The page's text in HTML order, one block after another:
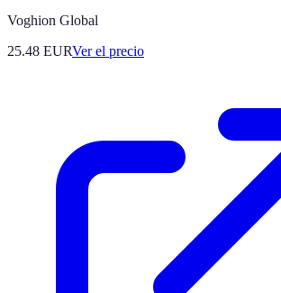
Voghion Global
25.48 EURVer el precio